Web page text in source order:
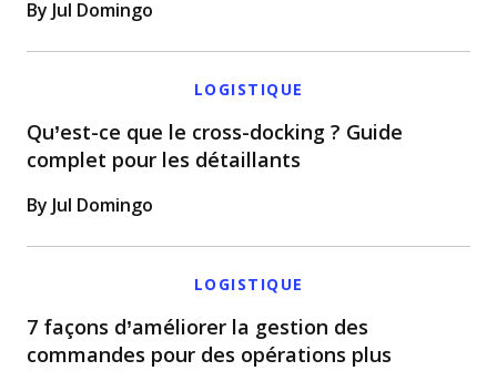
By Jul Domingo
LOGISTIQUE
Qu’est-ce que le cross-docking ? Guide
complet pour les détaillants
By Jul Domingo
LOGISTIQUE
7 façons d’améliorer la gestion des
commandes pour des opérations plus